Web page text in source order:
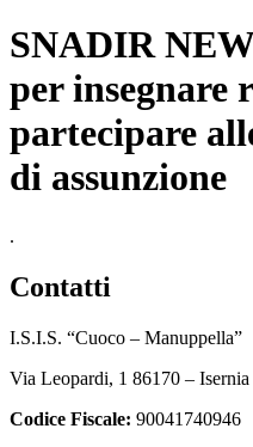
SNADIR NEWS n. 374 – Titoli
per insegnare
partecipare
di assunzione
.
contatti
I.S.I.S. “Cuoco – Manuppella”
Via Leopardi, 1 86170 – Isernia
Codice Fiscale: 90041740946